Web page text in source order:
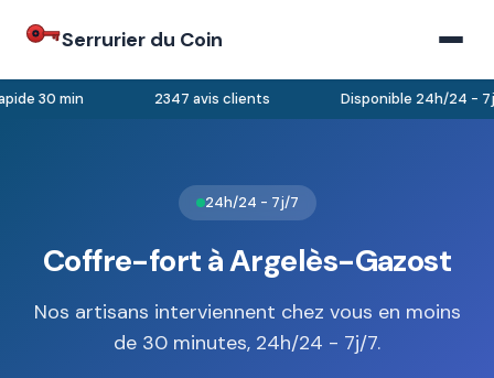
Serrurier du Coin
30 min 2347 avis clients Disponible 24h/24 - 7j/
24h/24 - 7j/7
Coffre-fort à Argelès-Gazost
Nos artisans interviennent chez vous en moins
de 30 minutes, 24h/24 - 7j/7.